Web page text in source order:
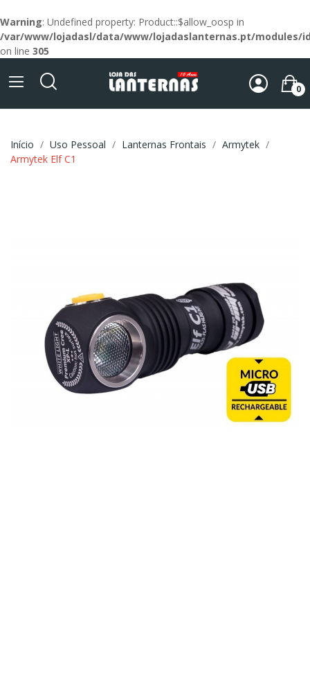
Warning: Undefined property: Product::$allow_oosp in
/var/www/lojadasl/data/www/lojadaslanternas.pt/modules/
on line 305
0
Início Uso Pessoal Lanternas Frontais
Armytek
Armytek Elf C1